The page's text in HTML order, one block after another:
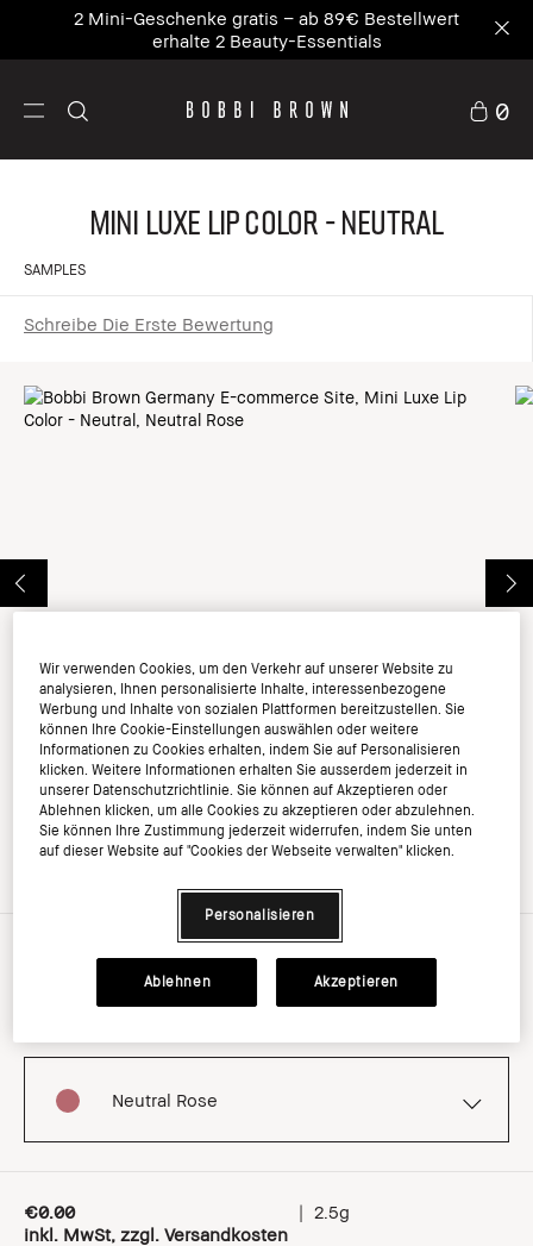
2 Mini-Geschenke gratis – ab 89€ Bestellwert
erhalte 2 Beauty-Essentials
0
Mini Luxe Lip Color - Neutral
SAMPLES
Schreibe Die Erste Bewertung
Neutral Rose
€0.00
inkl. MwSt, zzgl. Versandkosten
| 2.5g
Wir verwenden Cookies, um den Verkehr auf unserer Website zu
analysieren, Ihnen personalisierte Inhalte, interessenbezogene
Werbung und Inhalte von sozialen Plattformen bereitzustellen. Sie
können Ihre Cookie-Einstellungen auswählen oder weitere
Informationen zu Cookies erhalten, indem Sie auf Personalisieren
klicken. Weitere Informationen erhalten Sie ausserdem jederzeit in
unserer Datenschutzrichtlinie. Sie können auf Akzeptieren oder
Ablehnen klicken, um alle Cookies zu akzeptieren oder abzulehnen.
Sie können Ihre Zustimmung jederzeit widerrufen, indem Sie unten
auf dieser Website auf "Cookies der Webseite verwalten" klicken.
Personalisieren
Ablehnen Akzeptieren